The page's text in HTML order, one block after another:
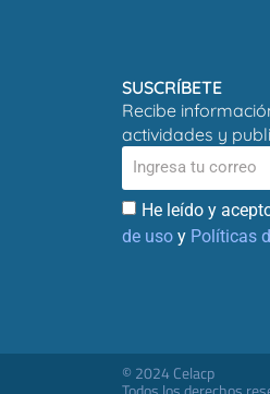
SUSCRÍBETE
Recibe
actividades y
He leído y
de uso y Políticas
© 2024 Celacp